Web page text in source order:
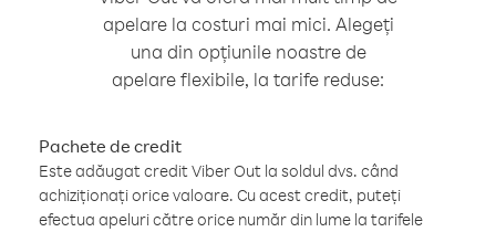
apelare la costuri mai mici. Alegeți
una din opțiunile noastre de
apelare flexibile, la tarife reduse:
Pachete de credit
Este adăugat credit Viber Out la soldul dvs. când
achiziționați orice valoare. Cu acest credit, puteți
efectua apeluri către orice număr din lume la tarifele